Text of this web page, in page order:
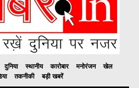
दुनिया स्थानीय कारोबार मनोरंजन
खेल
तकनीकी बड़ी खबरें